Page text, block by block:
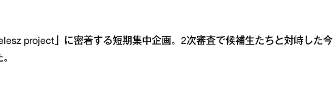
project」に密着する短期集中企画。2次審査で候補生たちと対峙した今